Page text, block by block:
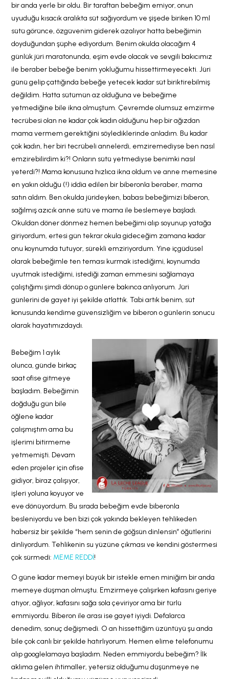
bir anda yerle bir oldu. Bir taraftan bebeğim emiyor, onun
uyuduğu kısacık aralıkta süt sağıyordum ve şişede biriken 10 ml
sütü görünce, özgüvenim giderek azalıyor hatta bebeğimin
doyduğundan şüphe ediyordum. Benim okulda olacağım 4
günlük jüri maratonunda, eşim evde olacak ve sevgili bakıcımız
ile beraber bebeğe benim yokluğumu hissettirmeyecekti. Jüri
günü gelip çattığında bebeğe yetecek kadar süt biriktirebilmiş
değildim. Hatta sütümün az olduğuna ve bebeğime
yetmediğine bile ikna olmuştum. Çevremde olumsuz emzirme
tecrübesi olan ne kadar çok kadın olduğunu hep bir ağızdan
mama vermem gerektiğini söylediklerinde anladım. Bu kadar
çok kadın, her biri tecrübeli annelerdi, emziremediyse ben nasıl
emzirebilirdim ki?! Onların sütü yetmediyse benimki nasıl
yeterdi?! Mama konusuna hızlıca ikna oldum ve anne memesine
en yakın olduğu (!) iddia edilen bir biberonla beraber, mama
satın aldım. Ben okulda jürideyken, babası bebeğimizi biberon,
sağılmış azıcık anne sütü ve mama ile beslemeye başladı.
Okuldan döner dönmez hemen bebeğimi alıp soyunup yatağa
giriyordum, ertesi gün tekrar okula gideceğim zamana kadar
onu koynumda tutuyor, sürekli emziriyordum. Yine içgüdüsel
olarak bebeğimle ten teması kurmak istediğimi, koynumda
uyutmak istediğimi, istediği zaman emmesini sağlamaya
çalıştığımı şimdi dönüp o günlere bakınca anlıyorum. Jüri
günlerini de gayet iyi şekilde atlattık. Tabi artık benim, süt
konusunda kendime güvensizliğim ve biberon o günlerin sonucu
olarak hayatımızdaydı.
Bebeğim 1 aylık
olunca, günde birkaç
saat ofise gitmeye
başladım. Bebeğimin
doğduğu gün bile
öğlene kadar
çalışmıştım ama bu
işlerimi bitirmeme
yetmemişti. Devam
eden projeler için ofise
gidiyor, biraz çalışıyor,
işleri yoluna koyuyor ve
eve dönüyordum. Bu sırada bebeğim evde biberonla
besleniyordu ve ben bizi çok yakında bekleyen tehlikeden
habersiz bir şekilde “hem senin de göğsün dinlensin” öğütlerini
dinliyordum. Tehlikenin su yüzüne çıkması ve kendini göstermesi
çok sürmedi: MEME REDDİ!
O güne kadar memeyi büyük bir istekle emen miniğim bir anda
memeye düşman olmuştu. Emzirmeye çalışırken kafasını geriye
atıyor, ağlıyor, kafasını sağa sola çeviriyor ama bir türlü
emmiyordu. Biberon ile arası ise gayet iyiydi. Defalarca
denedim, sonuç değişmedi. O an hissettiğim üzüntüyü şu anda
bile çok canlı bir şekilde hatırlıyorum. Hemen elime telefonumu
alıp googlelamaya başladım. Neden emmiyordu bebeğim? İlk
aklıma gelen ihtimaller, yetersiz olduğumu düşünmeye ne